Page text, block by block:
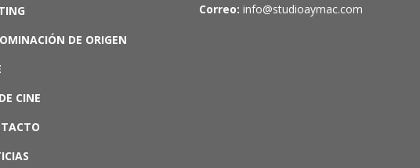
DE ORIGEN
CINE
Correo: info@studioaymac.com